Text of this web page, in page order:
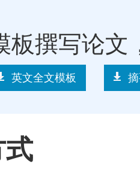
板撰写论文
英文全文模板